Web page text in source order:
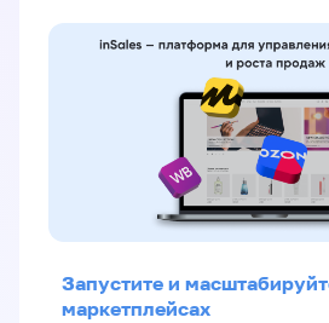
Запустите и
маркетплейсах